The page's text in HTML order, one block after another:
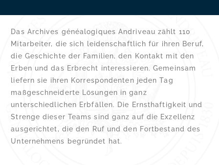
Das Archives généalogiques Andriveau zählt 110
Mitarbeiter, die sich leidenschaftlich für ihren Beruf,
die Geschichte der Familien, den Kontakt mit den
Erben und das Erbrecht interessieren. Gemeinsam
liefern sie ihren Korrespondenten jeden Tag
maßgeschneiderte Lösungen in ganz
unterschiedlichen Erbfällen. Die Ernsthaftigkeit und
Strenge dieser Teams sind ganz auf die Exzellenz
ausgerichtet, die den Ruf und den Fortbestand des
Unternehmens begründet hat.